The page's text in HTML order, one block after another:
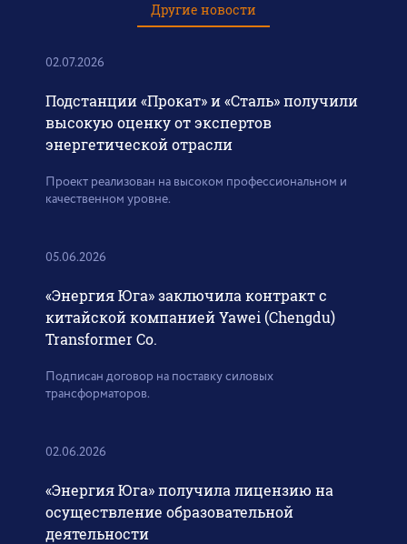
Другие новости
02.07.2026
Подстанции «Прокат» и «Сталь» получили
высокую оценку от экспертов
энергетической отрасли
Проект реализован на высоком профессиональном и
качественном уровне.
05.06.2026
«Энергия Юга» заключила контракт с
китайской компанией Yawei (Chengdu)
Transformer Co.
Подписан договор на поставку силовых
трансформаторов.
02.06.2026
«Энергия Юга» получила лицензию на
осуществление образовательной
деятельности